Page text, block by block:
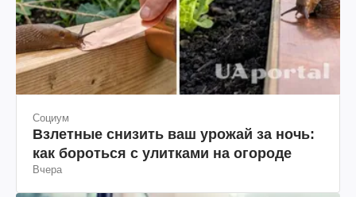
Социум
Взлетные снизить ваш урожай за ночь:
как бороться с улитками на огороде
Вчера